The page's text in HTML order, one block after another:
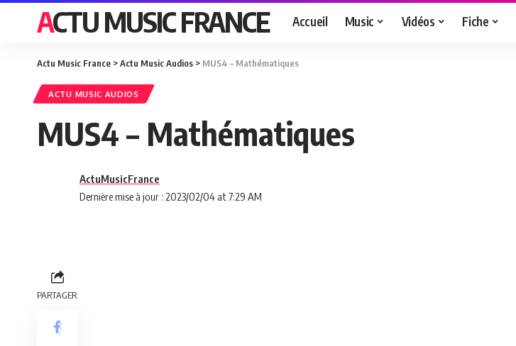
ACTU MUSIC FRANCE Accueil Music Vidéos Fiche
Actu Music France >Actu Music Audios > MUS4 – Mathématiques
ACTU MUSIC AUDIOS
MUS4 – Mathématiques
Dernière mise à jour : 2023/02/04 at 7:29 AM
ActuMusicFrance
PARTAGER